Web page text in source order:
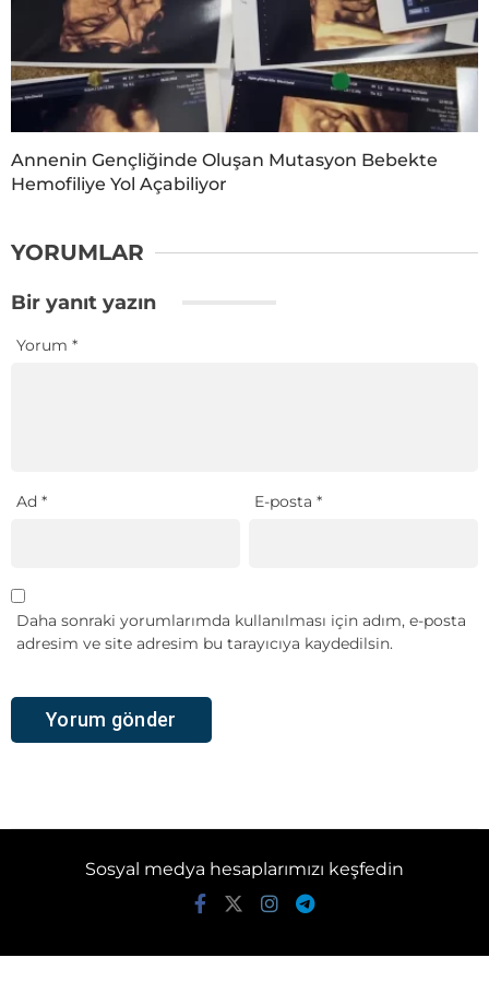
Annenin Gençliğinde Oluşan Mutasyon Bebekte
Hemofiliye Yol Açabiliyor
YORUMLAR
Bir yanıt yazın
Yorum *
Ad * E-posta*
Daha sonraki yorumlarımda kullanılması için adım, e-posta
adresim ve site adresim bu tarayıcıya kaydedilsin.
Sosyal medya hesaplarımızı keşfedin